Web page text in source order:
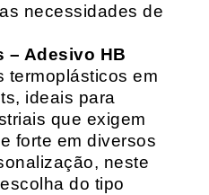
necessidades de
– Adesivo HB
termoplásticos em
ideais para
que exigem
forte em diversos
neste
do tipo